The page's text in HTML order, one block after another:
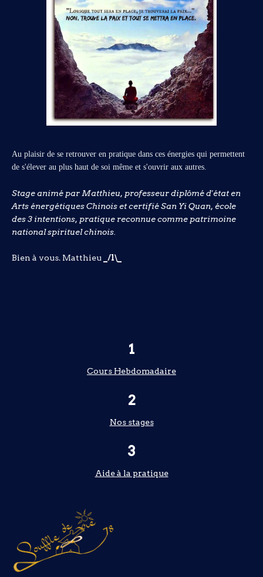
Au plaisir de se retrouver en pratique dans ces énergies qui permettent
de s'élever au plus haut de soi même et s'ouvrir aux autres.
Stage animé par Matthieu, professeur diplômé d'état en
Arts énergétiques Chinois et certifié San Yi Quan, école
des 3 intentions, pratique reconnue comme patrimoine
national spirituel chinois.
Bien à vous. Matthieu _/l\_
1
Cours Hebdomadaire
2
Nos stages
3
Aide à la pratique